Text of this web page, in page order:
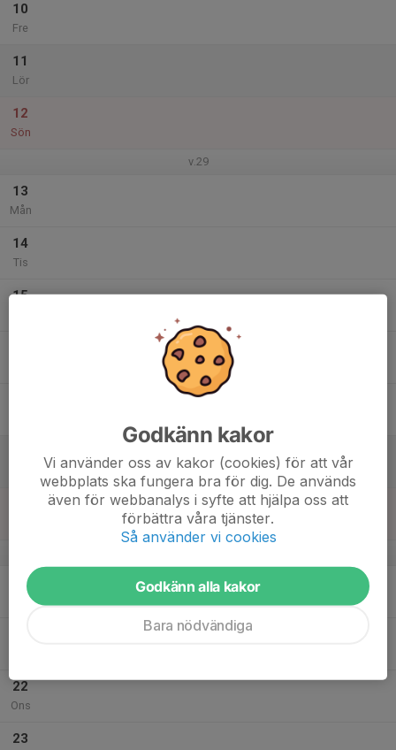
10
Fre
11
Lör
12
Sön
v.29
13
Mån
14
Tis
15
20
Mån
22
Ons
23
Godkänn kakor
Vi använder oss av kakor (cookies) för att vår
webbplats ska fungera bra för dig. De används
även för webbanalys i syfte att hjälpa oss att
förbättra våra tjänster.
Så använder vi cookies
Godkänn alla kakor
Bara nödvändiga